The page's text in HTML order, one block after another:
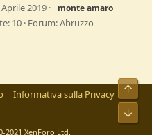
2019 monteamaro
10 Forum:Abruzzo
Informativa sulla Privacy
2021 XenForo Ltd.
Alto